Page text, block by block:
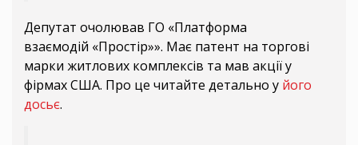
Депутат очолював ГО «Платформа
взаємодій «Простір»». Має патент на торгові
марки житлових комплексів та мав акції у
фірмах США. Про це читайте детально у його
досьє.